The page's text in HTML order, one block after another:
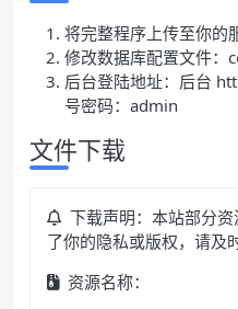
将完整程序上传至你的
修改数据库配置文件
后台登陆地址：后台
号密码：admin
文件下载
下载声明：本站部分
了你的隐私或版权，请及
资源名称：